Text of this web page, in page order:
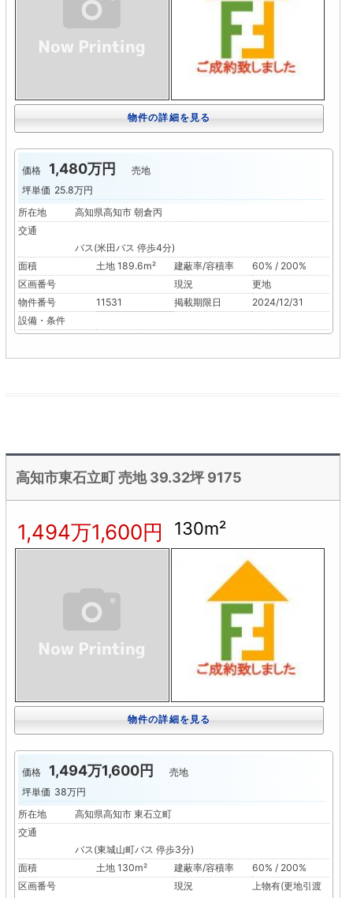
物件の詳細を見る
価格 1,480万円
売地
坪単価 25.8万円
所在地
高知県高知市 朝倉丙
交通
バス(米田バス 停歩4分)
面積
土地 189.6m² 建蔽率/容積率
60% / 200%
区画番号
現況
更地
物件番号
11531 掲載期限日
2024/12/31
設備・条件
高知市東石立町 売地 39.32坪 9175
1,494万1,600円 130m²
物件の詳細を見る
価格 1,494万1,600円
売地
坪単価 38万円
所在地
高知県高知市 東石立町
交通
バス(東城山町バス 停歩3分)
面積
土地 130m² 建蔽率/容積率
60% / 200%
区画番号
現況
上物有(更地引渡